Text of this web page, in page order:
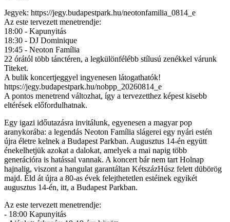
Jegyek: https://jegy.budapestpark.hu/neotonfamilia_0814_e
Az este tervezett menetrendje:
18:00 - Kapunyitás
18:30 - DJ Dominique
19:45 - Neoton Família
22 órától több tánctéren, a legkülönfélébb stílusú zenékkel várunk
Titeket.
A bulik koncertjeggyel ingyenesen látogathatók!
https://jegy.budapestpark.hu/nobpp_20260814_e
A pontos menetrend változhat, így a tervezetthez képest kisebb
eltérések előfordulhatnak.
Egy igazi időutazásra invitálunk, egyenesen a magyar pop
aranykorába: a legendás Neoton Família slágerei egy nyári estén
újra életre kelnek a Budapest Parkban. Augusztus 14-én együtt
énekelhetjük azokat a dalokat, amelyek a mai napig több
generációra is hatással vannak. A koncert bár nem tart Holnap
hajnalig, viszont a hangulat garantáltan KétszázHúsz felett dübörög
majd. Éld át újra a 80-as évek felejthetetlen estéinek egyikét
augusztus 14-én, itt, a Budapest Parkban.
Az este tervezett menetrendje:
- 18:00 Kapunyitás